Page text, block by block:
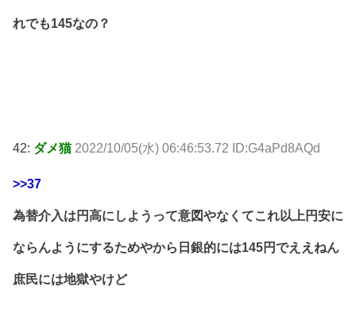
れでも145なの？
42: ダメ猫 2022/10/05(水) 06:46:53.72 ID:G4aPd8AQd
>>37
為替介入は円高にしようって意図やなくてこれ以上円安に
ならんようにするためやから日銀的には145円でええねん
庶民には地獄やけど